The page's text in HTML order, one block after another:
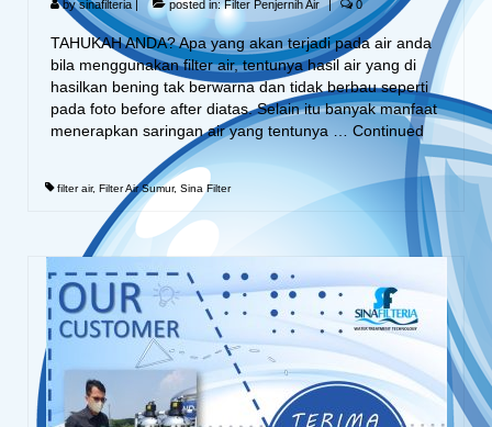
bysinafilteria | posted in:Filter Penjernih Air | 0
TAHUKAH ANDA? Apa yang akan terjadi pada air anda
bila menggunakan filter air, tentunya hasil air yang di
hasilkan bening tak berwarna dan tidak berbau seperti
pada foto before after diatas. Selain itu banyak manfaat
menerapkan saringan air yang tentunya … Continued
filter air, Filter Air Sumur, Sina Filter